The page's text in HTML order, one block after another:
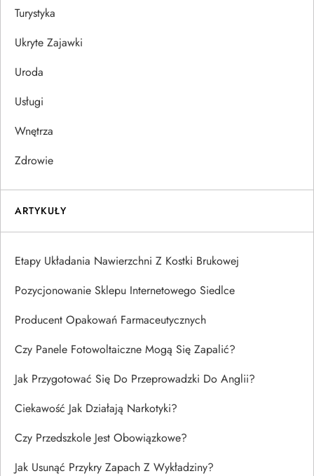
Turystyka
Ukryte Zajawki
Uroda
Usługi
Wnętrza
Zdrowie
ARTYKUŁY
Etapy Układania Nawierzchni Z Kostki Brukowej
Pozycjonowanie Sklepu Internetowego Siedlce
Producent Opakowań Farmaceutycznych
Czy Panele Fotowoltaiczne Mogą Się Zapalić?
Jak Przygotować Się Do Przeprowadzki Do Anglii?
Ciekawość Jak Działają Narkotyki?
Czy Przedszkole Jest Obowiązkowe?
Jak Usunąć Przykry Zapach Z Wykładziny?